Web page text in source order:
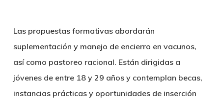
Las propuestas formativas abordarán
suplementación y manejo de encierro en vacunos,
así como pastoreo racional. Están dirigidas a
jóvenes de entre 18 y 29 años y contemplan becas,
instancias prácticas y oportunidades de inserción